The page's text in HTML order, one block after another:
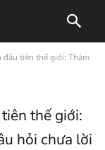
đầu tiên thế giới: Thảm
thế giới:
hỏi chưa lời